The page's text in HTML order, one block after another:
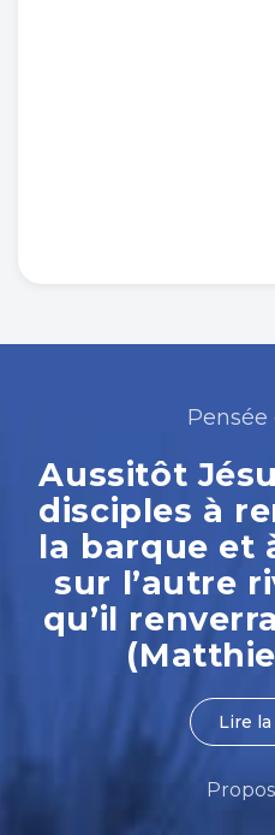
Aussitôt
disciples à
la barque et
sur l’autre
qu’il
Lire